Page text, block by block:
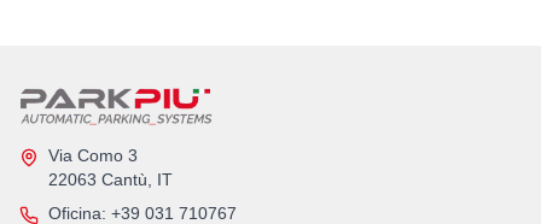
Via Como 3
22063 Cantù, IT
Oficina: +39 031 710767